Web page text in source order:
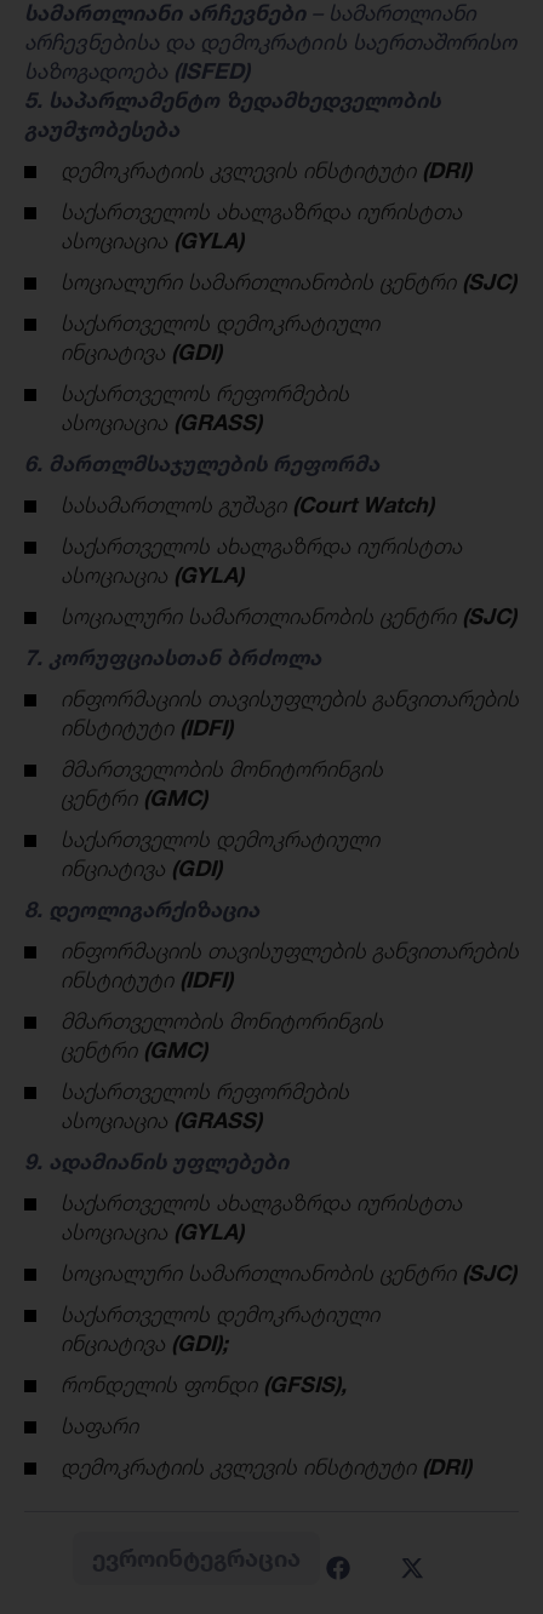
სამართლიანი არჩევნები– სამართლიანი
არჩევნებისა და დემოკრატიის საერთაშორისო
საზოგადოება (ISFED)
5. საპარლამენტო ზედამხედველობის
გაუმჯობესება
დემოკრატიის კვლევის ინსტიტუტი (DRI)
საქართველოს ახალგაზრდა იურისტთა
ასოციაცია (GYLA)
სოციალური სამართლიანობის ცენტრი (SJC)
საქართველოს დემოკრატიული
ინციატივა (GDI)
საქართველოს რეფორმების
ასოციაცია (GRASS)
6. მართლმსაჯულების რეფორმა
სასამართლოს გუშაგი (Court Watch)
საქართველოს ახალგაზრდა იურისტთა
ასოციაცია (GYLA)
სოციალური სამართლიანობის ცენტრი (SJC)
7. კორუფციასთან ბრძოლა
ინფორმაციის თავისუფლების განვითარების
ინსტიტუტი (IDFI)
მმართველობის მონიტორინგის
ცენტრი (GMC)
საქართველოს დემოკრატიული
ინციატივა (GDI)
8. დეოლიგარქიზაცია
ინფორმაციის თავისუფლების განვითარების
ინსტიტუტი (IDFI)
მმართველობის მონიტორინგის
ცენტრი (GMC)
საქართველოს რეფორმების
ასოციაცია (GRASS)
9. ადამიანის უფლებები
საქართველოს ახალგაზრდა იურისტთა
ასოციაცია (GYLA)
სოციალური სამართლიანობის ცენტრი (SJC)
საქართველოს დემოკრატიული
ინციატივა (GDI);
რონდელის ფონდი (GFSIS),
საფარი
დემოკრატიის კვლევის ინსტიტუტი (DRI)